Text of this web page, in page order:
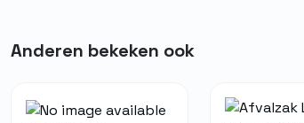
Anderen bekeken ook